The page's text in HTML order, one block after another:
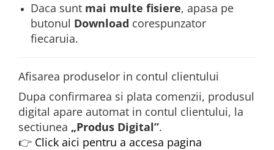
Daca sunt mai multe fisiere, apasa pe
butonul Download corespunzator
fiecaruia.
Afisarea produselor in contul clientului
Dupa confirmarea si plata comenzii, produsul
digital apare automat in contul clientului, la
sectiunea „Produs Digital”.
👉 Click aici pentru a accesa pagina